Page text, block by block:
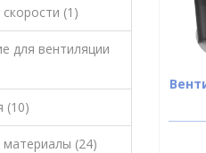
(1)
для вентиляции
(10)
(24)